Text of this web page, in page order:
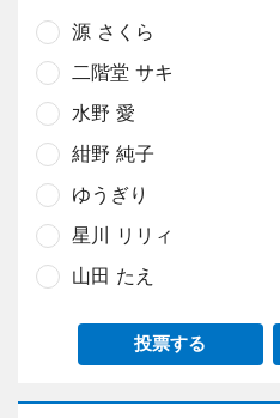
源 さくら
二階堂 サキ
水野 愛
紺野 純子
ゆうぎり
星川 リリィ
山田 たえ
投票する